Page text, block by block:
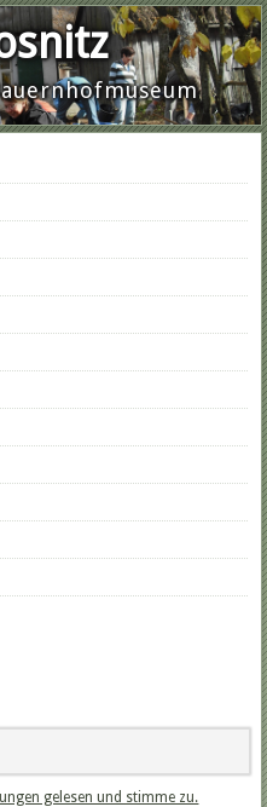
gelesen und stimme zu.